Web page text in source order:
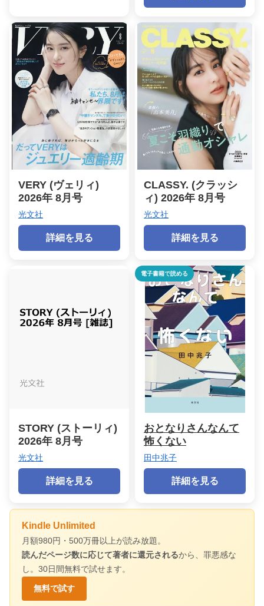
VERY (ヴェリィ)
2026年 8月号
光文社
詳細を見る
CLASSY. (クラッシ
ィ) 2026年 8月号
光文社
詳細を見る
STORY (ストーリィ)
2026年 8月号
光文社
詳細を見る
電子書籍で読める
おとなりさんなんて
怖くない
田中兆子
詳細を見る
Kindle Unlimited
月額980円・500万冊以上が読み放題。
読んだページ数に応じて著者に還元されるから、罪悪感な
し。30日間無料で試せます。
無料で試す